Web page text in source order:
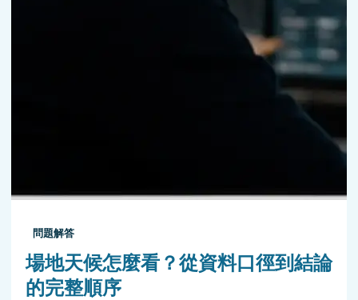
問題解答
場地天候怎麼看？從資料口徑到結論
的完整順序